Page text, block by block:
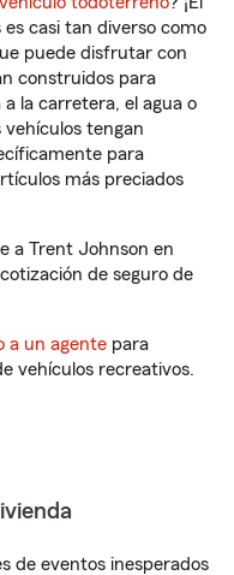
casi tan diverso como
puede disfrutar con
construidos para
la carretera, el agua o
vehículos tengan
para
más preciados
a Trent Johnson en
de seguro de
a un agente para
vehículos recreativos.
de eventos inesperados